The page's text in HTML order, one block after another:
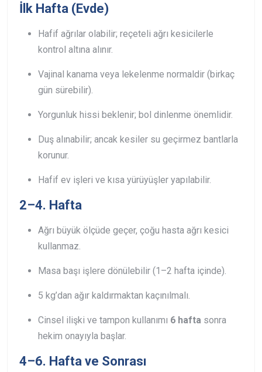
İlk Hafta (Evde)
Hafif ağrılar olabilir; reçeteli ağrı kesicilerle
kontrol altına alınır.
Vajinal kanama veya lekelenme normaldir (birkaç
gün sürebilir).
Yorgunluk hissi beklenir; bol dinlenme önemlidir.
Duş alınabilir; ancak kesiler su geçirmez bantlarla
korunur.
Hafif ev işleri ve kısa yürüyüşler yapılabilir.
2–4. Hafta
Ağrı büyük ölçüde geçer, çoğu hasta ağrı kesici
kullanmaz.
Masa başı işlere dönülebilir (1–2 hafta içinde).
5 kg’dan ağır kaldırmaktan kaçınılmalı.
Cinsel ilişki ve tampon kullanımı 6 hafta sonra
hekim onayıyla başlar.
4–6. Hafta ve Sonrası